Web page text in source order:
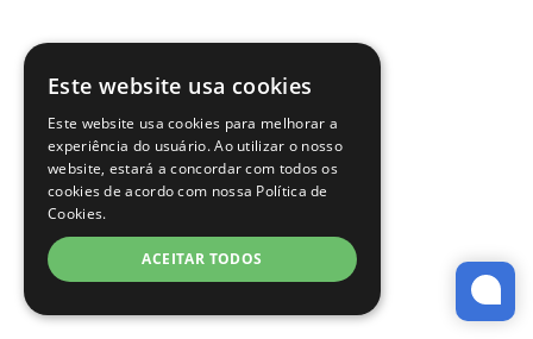
Este website usa cookies
Este website usa cookies para melhorar a
experiência do usuário. Ao utilizar o nosso
website, estará a concordar com todos os
cookies de acordo com nossa Política de
Cookies.
ACEITAR TODOS